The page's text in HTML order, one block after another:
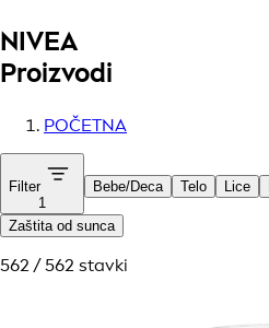
NIVEA
Proizvodi
POČETNA
Filter
1
Bebe/Deca Telo Lice
Zaštita od sunca
562 / 562 stavki